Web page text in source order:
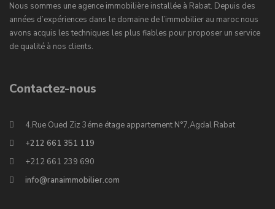
Nous sommes une agence immobilière installée à Rabat. Depuis des
années d’expériences dans le domaine de l’immobilier au maroc nous
avons acquis les techniques les plus fiables pour proposer un service
de qualité à nos clients.
Contactez-nous
4,Rue Oued Ziz 3éme étage appartement N°7,Agdal Rabat
+212 661 351 119
+212 661 239 690
info@ranaimmobilier.com